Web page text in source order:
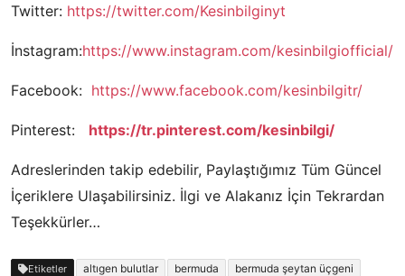
Twitter: https://twitter.com/Kesinbilginyt
İnstagram:https://www.instagram.com/kesinbilgiofficial/
Facebook: https://www.facebook.com/kesinbilgitr/
Pinterest: https://tr.pinterest.com/kesinbilgi/
Adreslerinden takip edebilir, Paylaştığımız Tüm Güncel
İçeriklere Ulaşabilirsiniz. İlgi ve Alakanız İçin Tekrardan
Teşekkürler…
Etiketler altıgen bulutlar bermuda
bermuda şeytan üçgeni